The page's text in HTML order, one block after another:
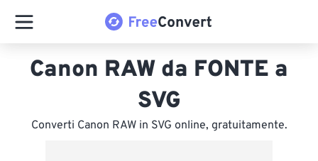
Canon RAW da FONTE a
SVG
Converti Canon RAW in SVG online, gratuitamente.